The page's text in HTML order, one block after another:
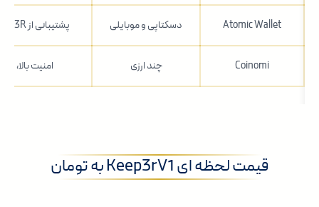
Atomic Wallet دسکتاپی و موبایلی پشتیبانی از KP3R، رابط کاربری ساده
Coinomi چند ارزی امنیت بالا،
قیمت لحظه ای Keep3rV1 به تومان